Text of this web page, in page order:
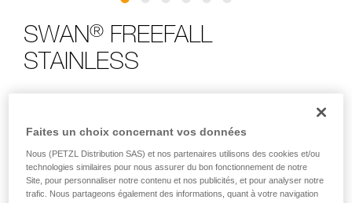
SWAN® FREEFALL
STAINLESS
hauteur en environnements humides et salins
SWAN FREEFALL STAINLESS est un harnais complet conçu
pour les parcours acrobatiques en hauteur en
environnements humides et salins. Les sangles sont dotées
Faites un choix concernant vos données
Nous (PETZL Distribution SAS) et nos partenaires utilisons des cookies et/ou
technologies similaires pour nous assurer du bon fonctionnement de notre
Site, pour personnaliser notre contenu et nos publicités, et pour analyser notre
trafic. Nous partageons également des informations, quant à votre navigation